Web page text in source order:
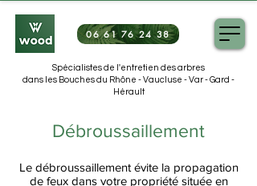
Spécialistes de l'entretien des arbres
dans les Bouches du Rhône - Vaucluse - Var - Gard -
Hérault
06 61 76 24 38
Débroussaillement
Le débroussaillement évite la propagation
de feux dans votre propriété située en